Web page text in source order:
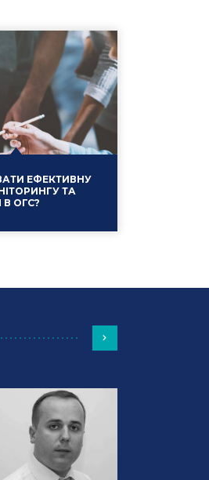
ЕФЕКТИВНУ
ТА
ОГС?
Події